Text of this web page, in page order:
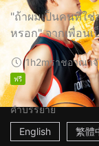
"ถ้าผมเป็นคนที่ใ
หรอก" จากเพื่อน
1h2mราชอาณาจั
ฟรี
คำบรรยาย
English
繁體